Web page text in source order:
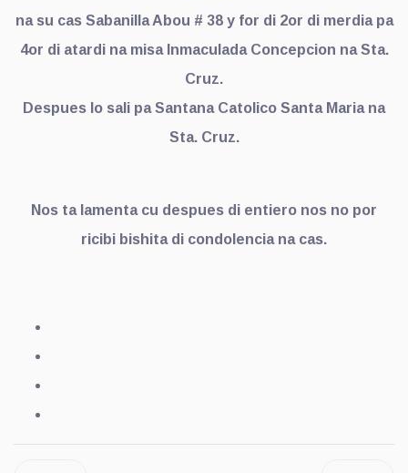
na su cas Sabanilla Abou # 38 y for di 2or di merdia pa
4or di atardi na misa Inmaculada Concepcion na Sta.
Cruz.
Despues lo sali pa Santana Catolico Santa Maria na
Sta. Cruz.
Nos ta lamenta cu despues di entiero nos no por
ricibi bishita di condolencia na cas.